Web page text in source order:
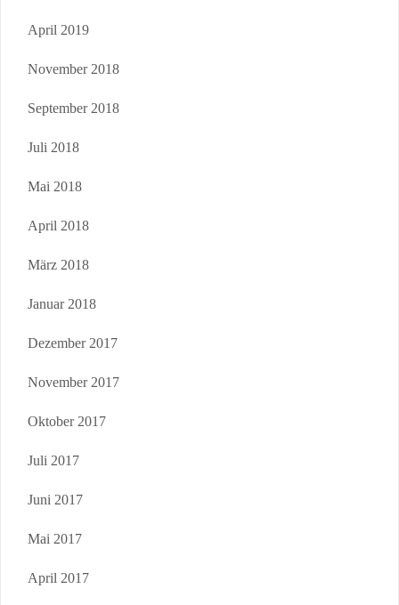
April 2019
November 2018
September 2018
Juli 2018
Mai 2018
April 2018
März 2018
Januar 2018
Dezember 2017
November 2017
Oktober 2017
Juli 2017
Juni 2017
Mai 2017
April 2017